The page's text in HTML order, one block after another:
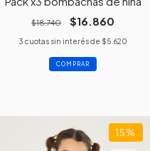
$18.740 $16.860
3 cuotas sin interés de $5.620
COMPRAR
15%